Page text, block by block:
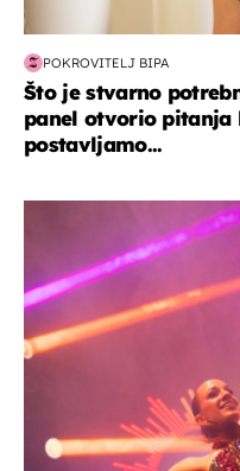
POKROVITELJ BIPA
Što je stvarno
panel otvorio pitanja
postavljamo...